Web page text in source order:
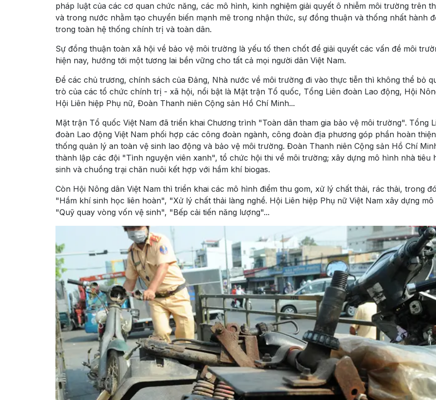
pháp luật của các cơ quan chức năng, các mô hình, kinh nghiệm giải quyết ô nhiễm môi trường trên
và trong nước nhằm tạo chuyển biến mạnh mẽ trong nhận thức, sự đồng thuận và thống nhất hành
trong toàn hệ thống chính trị và toàn dân.
Sự đồng thuận toàn xã hội về bảo vệ môi trường là yếu tố then chốt để giải quyết các vấn đề môi
hiện nay, hướng tới một tương lai bền vững cho tất cả mọi người dân Việt Nam.
Để các chủ trương, chính sách của Đảng, Nhà nước về môi trường đi vào thực tiễn thì không thể bỏ
trò của các tổ chức chính trị - xã hội, nổi bật là Mặt trận Tổ quốc, Tổng Liên đoàn Lao động, Hội
Hội Liên hiệp Phụ nữ, Đoàn Thanh niên Cộng sản Hồ Chí Minh...
Mặt trận Tổ quốc Việt Nam đã triển khai Chương trình "Toàn dân tham gia bảo vệ môi trường". Tổng
đoàn Lao động Việt Nam phối hợp các công đoàn ngành, công đoàn địa phương góp phần hoàn
thống quản lý an toàn vệ sinh lao động và bảo vệ môi trường. Đoàn Thanh niên Cộng sản Hồ Chí
thành lập các đội "Tình nguyện viên xanh", tổ chức hội thi về môi trường; xây dựng mô hình nhà tiêu
sinh và chuồng trại chăn nuôi kết hợp với hầm khí biogas.
Còn Hội Nông dân Việt Nam thì triển khai các mô hình điểm thu gom, xử lý chất thải, rác thải, trong
"Hầm khí sinh học liên hoàn", "Xử lý chất thải làng nghề. Hội Liên hiệp Phụ nữ Việt Nam xây dựng
"Quỹ quay vòng vốn vệ sinh", "Bếp cải tiến năng lượng"...